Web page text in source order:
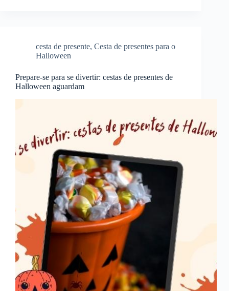
cesta de presente, Cesta de presentes para o
Halloween
Prepare-se para se divertir: cestas de presentes de
Halloween aguardam